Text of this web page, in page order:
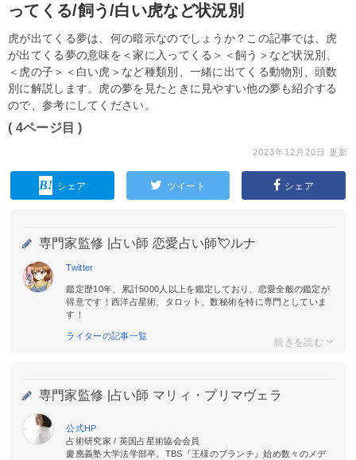
ってくる/飼う/白い虎など状況別
虎が出てくる夢は、何の暗示なのでしょうか？この記事では、虎
が出てくる夢の意味を＜家に入ってくる＞＜飼う＞など状況別、
＜虎の子＞＜白い虎＞など種類別、一緒に出てくる動物別、頭数
別に解説します。虎の夢を見たときに見やすい他の夢も紹介する
ので、参考にしてください。
( 4ページ目 )
2023年12月20日 更新
シェア ツイート シェア
専門家監修 | 占い師 恋愛占い師💘ルナ
Twitter
鑑定歴10年、累計5000人以上を鑑定しており、恋愛全般の鑑定が
得意です！西洋占星術、タロット、数秘術を特に専門としていま
す！
ライターの記事一覧
専門家監修 | 占い師 マリィ・プリマヴェラ
公式HP
占術研究家 / 英国占星術協会会員
慶應義塾大学法学部卒。TBS『王様のブランチ』始め数々のメデ